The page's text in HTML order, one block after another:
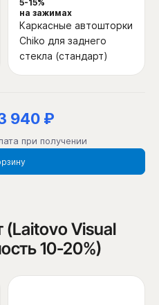
5-15%
на зажимах
Каркасные автошторки
Chiko для заднего
стекла (стандарт)
940 ₽
при получении
Visual
10-20%)